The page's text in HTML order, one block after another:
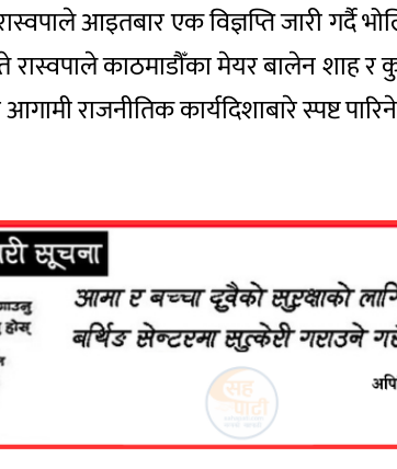
आइतबार एक विज्ञप्ति जारी गर्दै
काठमाडौँका मेयर बालेन शाह र
राजनीतिक कार्यदिशाबारे स्पष्ट